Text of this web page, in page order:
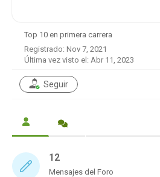
Top 10 en primera carrera
Registrado: Nov 7, 2021
Última vez visto el: Abr 11, 2023
Seguir
12
Mensajes del Foro